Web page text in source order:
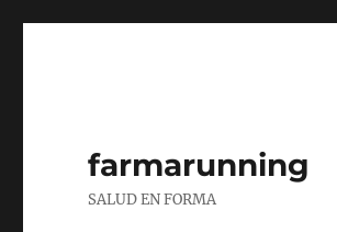
farmarunning
SALUD EN FORMA